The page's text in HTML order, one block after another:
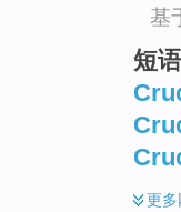
基
短语
更多